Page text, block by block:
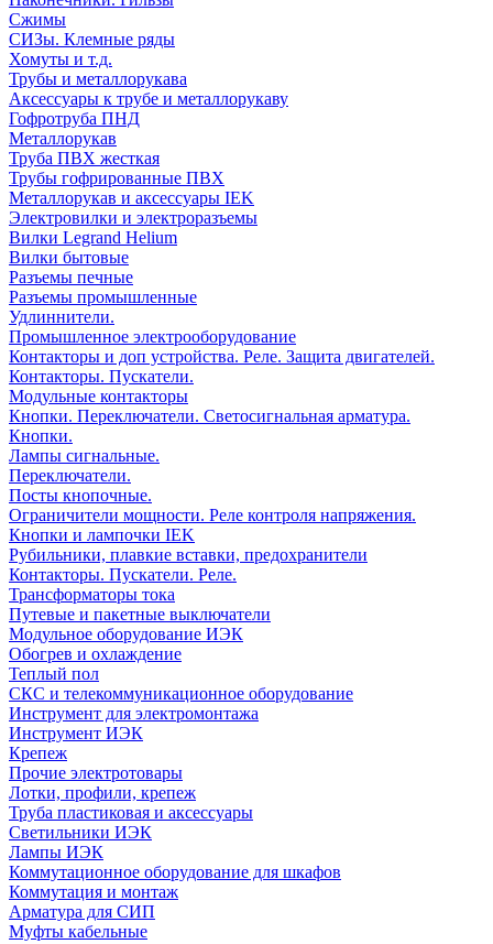
Сжимы
СИЗы. Клемные ряды
Хомуты и т.д.
Трубы и металлорукава
Аксессуары к трубе и металлорукаву
Гофротруба ПНД
Металлорукав
Труба ПВХ жесткая
Трубы гофрированные ПВХ
Металлорукав и аксессуары IEK
Электровилки и электроразъемы
Вилки Legrand Helium
Вилки бытовые
Разъемы печные
Разъемы промышленные
Удлиннители.
Промышленное электрооборудование
Контакторы и доп устройства. Реле. Защита двигателей.
Контакторы. Пускатели.
Модульные контакторы
Кнопки. Переключатели. Светосигнальная арматура.
Кнопки.
Лампы сигнальные.
Переключатели.
Посты кнопочные.
Ограничители мощности. Реле контроля напряжения.
Кнопки и лампочки IEK
Рубильники, плавкие вставки, предохранители
Контакторы. Пускатели. Реле.
Трансформаторы тока
Путевые и пакетные выключатели
Модульное оборудование ИЭК
Обогрев и охлаждение
Теплый пол
СКС и телекоммуникационное оборудование
Инструмент для электромонтажа
Инструмент ИЭК
Крепеж
Прочие электротовары
Лотки, профили, крепеж
Труба пластиковая и аксессуары
Светильники ИЭК
Лампы ИЭК
Коммутационное оборудование для шкафов
Коммутация и монтаж
Арматура для СИП
Муфты кабельные